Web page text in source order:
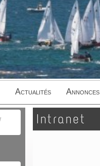
Actualités Annonces
Intranet